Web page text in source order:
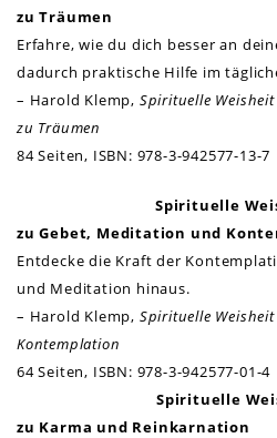
zu Träumen
Erfahre, wie du dich besser an
dadurch praktische Hilfe im
– Harold Klemp, Spirituelle Weisheit
zu Träumen
84 Seiten, ISBN: 978-3-942577-13-7
Spirituelle
zu Gebet, Meditation und
Entdecke die Kraft der
und Meditation hinaus.
– Harold Klemp, Spirituelle
Kontemplation
64 Seiten, ISBN: 978-3-942577-01-4
Spirituelle
zu Karma und Reinkarnation